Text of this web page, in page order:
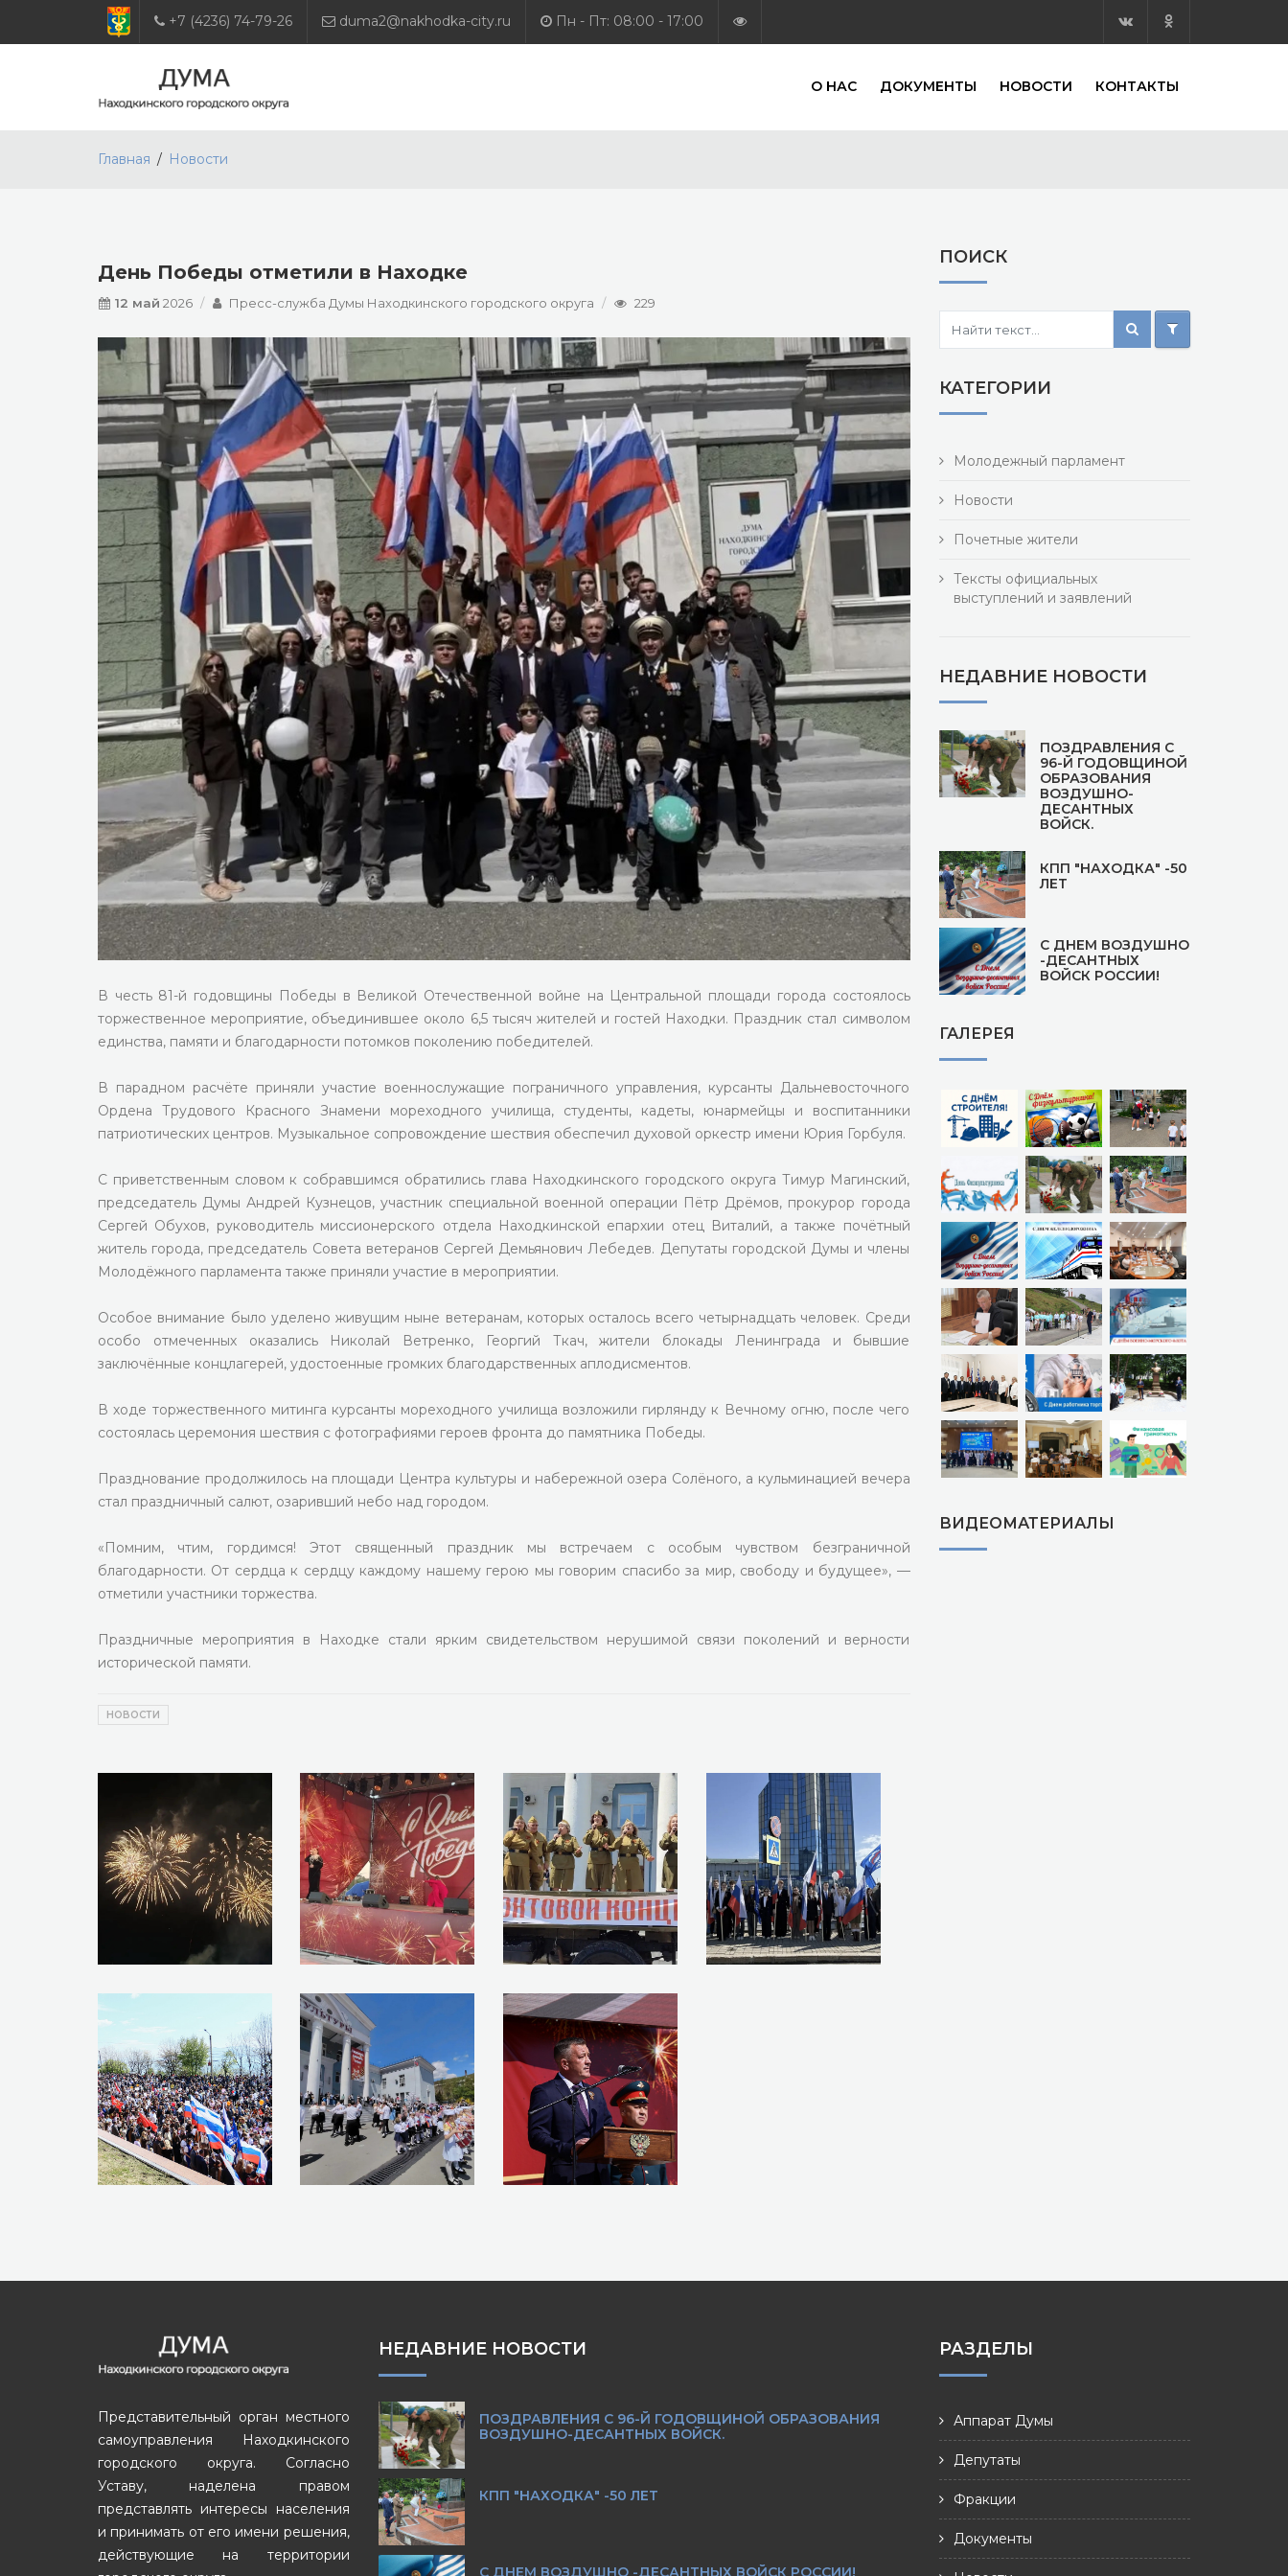
+7 (4236) 74-79-26 duma2@nakhodka-city.ru Пн - Пт: 08:00 - 17:00
О НАС ДОКУМЕНТЫ НОВОСТИ КОНТАКТЫ
Главная Новости
День Победы отметили в Находке
12 май 2026 Пресс-служба Думы Находкинского городского округа 229
В честь 81-й годовщины Победы в Великой Отечественной войне на Центральной площади города состоялось
торжественное мероприятие, объединившее около 6,5 тысяч жителей и гостей Находки. Праздник стал символом
единства, памяти и благодарности потомков поколению победителей.
В парадном расчёте приняли участие военнослужащие пограничного управления, курсанты Дальневосточного
Ордена Трудового Красного Знамени мореходного училища, студенты, кадеты, юнармейцы и воспитанники
патриотических центров. Музыкальное сопровождение шествия обеспечил духовой оркестр имени Юрия Горбуля.
С приветственным словом к собравшимся обратились глава Находкинского городского округа Тимур Магинский,
председатель Думы Андрей Кузнецов, участник специальной военной операции Пётр Дрёмов, прокурор города
Сергей Обухов, руководитель миссионерского отдела Находкинской епархии отец Виталий, а также почётный
житель города, председатель Совета ветеранов Сергей Демьянович Лебедев. Депутаты городской Думы и члены
Молодёжного парламента также приняли участие в мероприятии.
Особое внимание было уделено живущим ныне ветеранам, которых осталось всего четырнадцать человек. Среди
особо отмеченных оказались Николай Ветренко, Георгий Ткач, жители блокады Ленинграда и бывшие
заключённые концлагерей, удостоенные громких благодарственных аплодисментов.
В ходе торжественного митинга курсанты мореходного училища возложили гирлянду к Вечному огню, после чего
состоялась церемония шествия с фотографиями героев фронта до памятника Победы.
Празднование продолжилось на площади Центра культуры и набережной озера Солёного, а кульминацией вечера
стал праздничный салют, озаривший небо над городом.
«Помним, чтим, гордимся! Этот священный праздник мы встречаем с особым чувством безграничной
благодарности. От сердца к сердцу каждому нашему герою мы говорим спасибо за мир, свободу и будущее», —
отметили участники торжества.
Праздничные мероприятия в Находке стали ярким свидетельством нерушимой связи поколений и верности
исторической памяти.
НОВОСТИ
ПОИСК
КАТЕГОРИИ
Молодежный парламент
Новости
Почетные жители
Тексты официальных
выступлений и заявлений
НЕДАВНИЕ НОВОСТИ
ПОЗДРАВЛЕНИЯ С
96-Й ГОДОВЩИНОЙ
ОБРАЗОВАНИЯ
ВОЗДУШНО-
ДЕСАНТНЫХ
ВОЙСК.
КПП "НАХОДКА" -50
ЛЕТ
С ДНЕМ ВОЗДУШНО
-ДЕСАНТНЫХ
ВОЙСК РОССИИ!
ГАЛЕРЕЯ
ВИДЕОМАТЕРИАЛЫ
Представительный орган местного
самоуправления Находкинского
городского округа. Согласно
Уставу, наделена правом
представлять интересы населения
и принимать от его имени решения,
действующие на территории
НЕДАВНИЕ НОВОСТИ
ПОЗДРАВЛЕНИЯ С 96-Й ГОДОВЩИНОЙ ОБРАЗОВАНИЯ
ВОЗДУШНО-ДЕСАНТНЫХ ВОЙСК.
КПП "НАХОДКА" -50 ЛЕТ
С ДНЕМ ВОЗДУШНО -ДЕСАНТНЫХ ВОЙСК РОССИИ!
РАЗДЕЛЫ
Аппарат Думы
Депутаты
Фракции
Документы